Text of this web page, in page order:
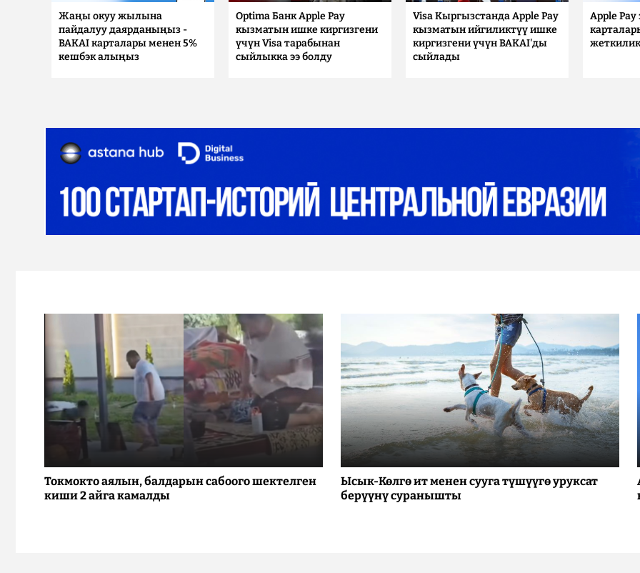
Жаңы окуу жылына
пайдалуу даярданыңыз -
BAKAI карталары менен 5%
кешбэк алыңыз
Optima Банк Apple Pay
кызматын ишке киргизгени
үчүн Visa тарабынан
сыйлыкка ээ болду
Visa Кыргызстанда Apple Pay
кызматын ийгиликтүү ишке
киргизгени үчүн BAKAI'ды
сыйлады
Apple
Токмокто аялын, балдарын сабоого шектелген
киши 2 айга камалды
Ысык-Көлгө ит менен сууга түшүүгө уруксат
берүүнү суранышты